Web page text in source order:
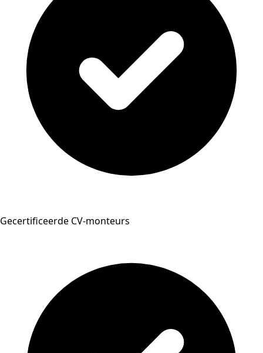
Gecertificeerde CV-monteurs